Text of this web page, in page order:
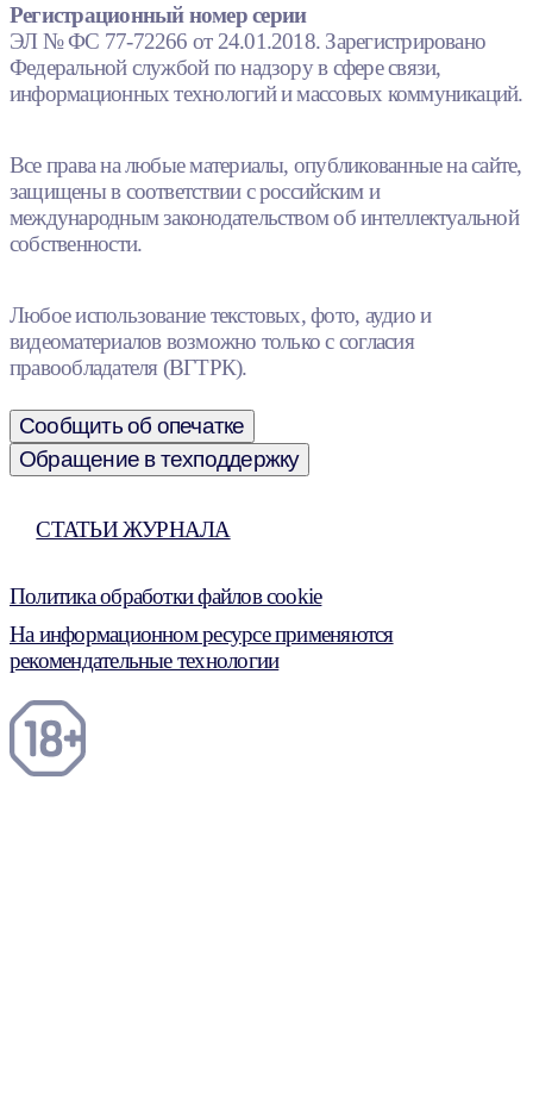
Регистрационный номер серии
ЭЛ № ФС 77-72266 от 24.01.2018. Зарегистрировано
Федеральной службой по надзору в сфере связи,
информационных технологий и массовых коммуникаций.
Все права на любые материалы, опубликованные на сайте,
защищены в соответствии с российским и
международным законодательством об интеллектуальной
собственности.
Любое использование текстовых, фото, аудио и
видеоматериалов возможно только с согласия
правообладателя (ВГТРК).
Сообщить об опечатке
Обращение в техподдержку
СТАТЬИ ЖУРНАЛА
Политика обработки файлов cookie
На информационном ресурсе применяются
рекомендательные технологии